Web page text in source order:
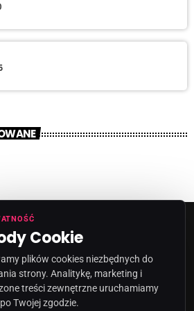
SPÓŁKA Z O.O
Cookie
plików cookies niezbędnych do
strony. Analitykę, marketing i
treści zewnętrzne uruchamiamy
Twojej zgodzie.